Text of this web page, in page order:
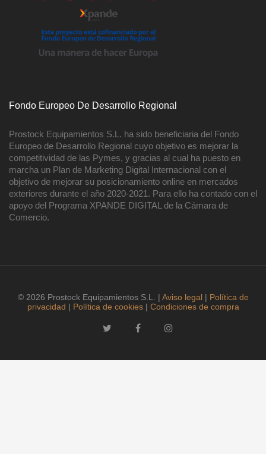
Fondo Europeo De Desarrollo Regional
Prostock Equipamientos S.L. ha sido beneficiaria del Fondo
Europeo de Desarrollo Regional cuyo objetivo es mejorar la
competitividad de las Pymes, y gracias al cual ha puesto en
marcha un Plan de Marketing Digital Internacional con el
objetivo de mejorar su posicionamiento online en mercados
exteriores durante el año 2020-2021. Para ello ha contado con el
apoyo del Programa XPANDE DIGITAL de la Cámara de
Comercio.
© 2026 Prostock Equipamientos S.L. | Aviso legal| Política de
privacidad | Política de cookies| Condiciones de compra